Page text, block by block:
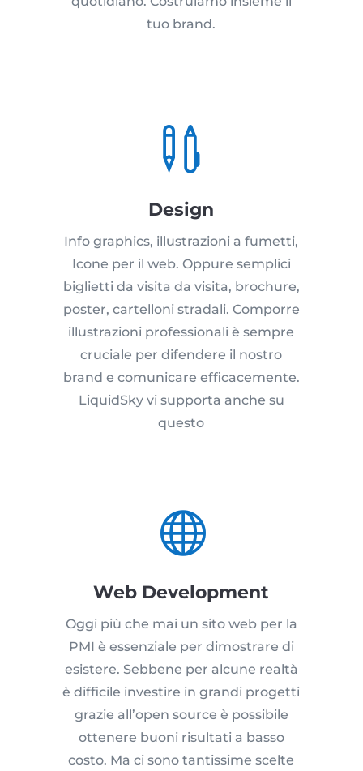
tuo brand.

Design
Info graphics, illustrazioni a fumetti,
Icone per il web. Oppure semplici
biglietti da visita da visita, brochure,
poster, cartelloni stradali. Comporre
illustrazioni professionali è sempre
cruciale per difendere il nostro
brand e comunicare efficacemente.
LiquidSky vi supporta anche su
questo

Web Development
Oggi più che mai un sito web per la
PMI è essenziale per dimostrare di
esistere. Sebbene per alcune realtà
è difficile investire in grandi progetti
grazie all’open source è possibile
ottenere buoni risultati a basso
costo. Ma ci sono tantissime scelte